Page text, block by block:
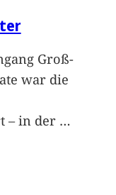
Groß-
war die
– in der …